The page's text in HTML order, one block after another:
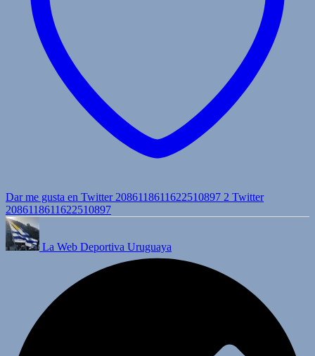
Dar me gusta en Twitter 2086118611622510897 2 Twitter
2086118611622510897
La Web Deportiva Uruguaya